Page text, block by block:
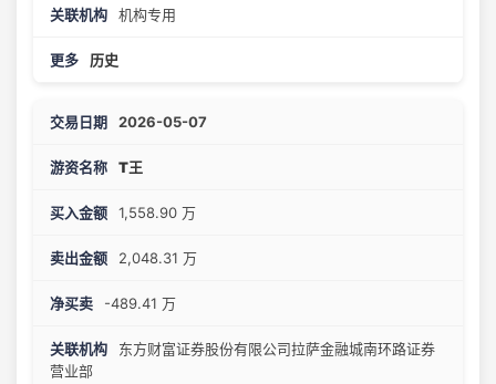
机构专用
历史
2026-05-07
T王
1,558.90 万
2,048.31 万
-489.41 万
东方财富证券股份有限公司拉萨金融城南环路证券
营业部